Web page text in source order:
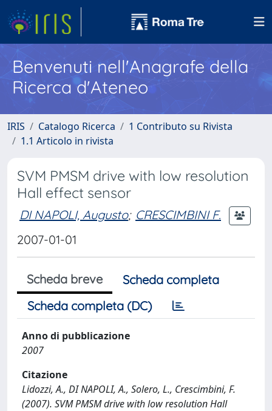
Benvenuti nell'Anagrafe della
Ricerca d'Ateneo
IRIS Catalogo Ricerca
1 Contributo su Rivista
1.1 Articolo in rivista
SVM PMSM drive with low resolution
Hall effect sensor
DI NAPOLI, Augusto; CRESCIMBINI F.
2007-01-01
Scheda breve
Scheda completa
Scheda completa (DC)
Anno di pubblicazione
2007
Citazione
Lidozzi, A., DI NAPOLI, A., Solero, L., Crescimbini, F.
(2007). SVM PMSM drive with low resolution Hall